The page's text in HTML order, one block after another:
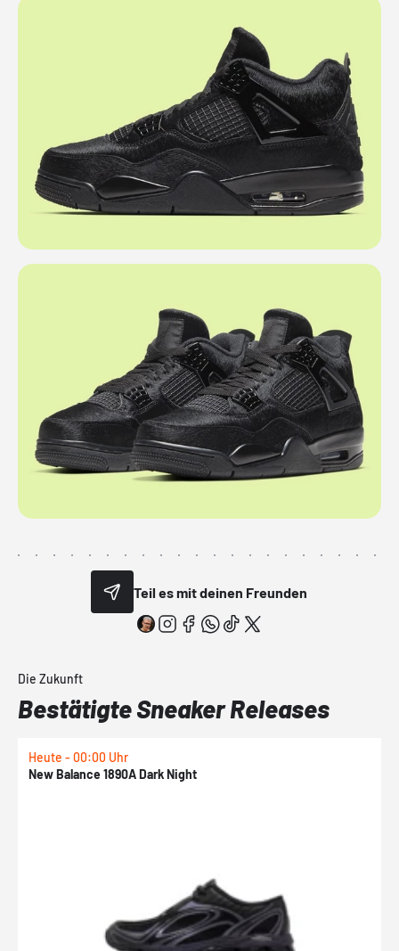
Teil es mit deinen Freunden
Die Zukunft
Bestätigte Sneaker Releases
Heute - 00:00 Uhr
New Balance 1890A Dark Night